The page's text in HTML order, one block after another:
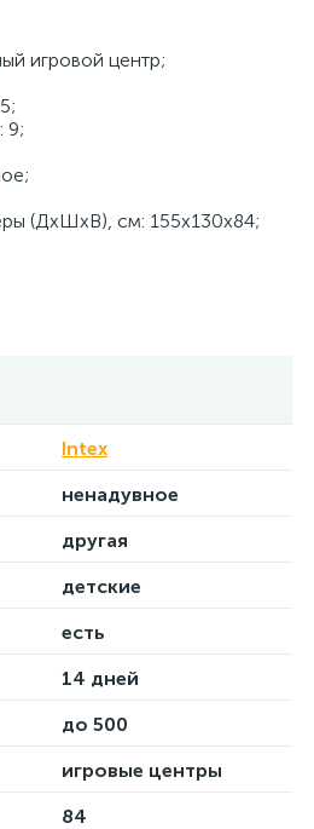
игровой центр;
9;
(ДхШхВ), см: 155х130х84;
Intex
ненадувное
другая
детские
есть
14 дней
до 500
игровые центры
84